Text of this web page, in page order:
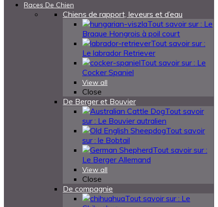
Races De Chien
Chiens de rapport, leveurs et d’eau
Tout savoir sur : Le
Braque Hongrois à poil court
Tout savoir sur :
Le labrador Retriever
Tout savoir sur : Le
Cocker Spaniel
View all
Close
De Berger et Bouvier
Tout savoir
sur : Le Bouvier autralien
Tout savoir
sur : le Bobtail
Tout savoir sur :
Le Berger Allemand
View all
Close
De compagnie
Tout savoir sur : Le